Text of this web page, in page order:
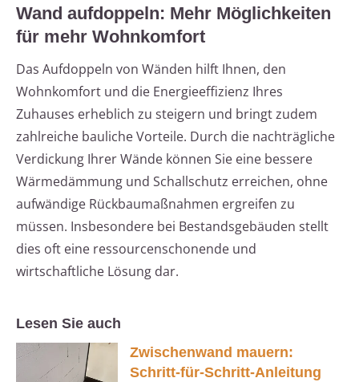
Wand aufdoppeln: Mehr Möglichkeiten
für mehr Wohnkomfort
Das Aufdoppeln von Wänden hilft Ihnen, den
Wohnkomfort und die Energieeffizienz Ihres
Zuhauses erheblich zu steigern und bringt zudem
zahlreiche bauliche Vorteile. Durch die nachträgliche
Verdickung Ihrer Wände können Sie eine bessere
Wärmedämmung und Schallschutz erreichen, ohne
aufwändige Rückbaumaßnahmen ergreifen zu
müssen. Insbesondere bei Bestandsgebäuden stellt
dies oft eine ressourcenschonende und
wirtschaftliche Lösung dar.
Lesen Sie auch
Zwischenwand mauern:
Schritt-für-Schritt-Anleitung